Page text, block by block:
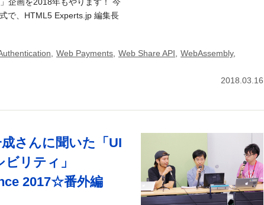
で、HTML5 Experts.jp 編集長
Web Payments Web Share API WebAssembly,
2018.03.16
さんに聞いた「UI
リティ」
2017☆番外編